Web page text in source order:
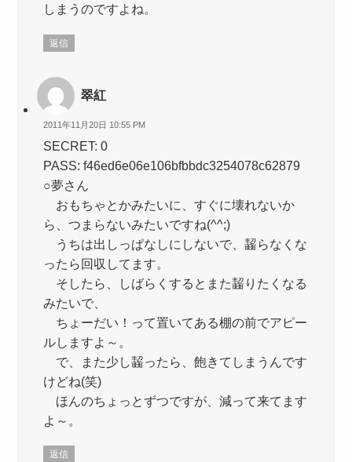
しまうのですよね。
返信
翠紅
2011年11月20日 10:55 PM
SECRET: 0
PASS: f46ed6e06e106bfbbdc3254078c62879
○夢さん
おもちゃとかみたいに、すぐに壊れないか
ら、つまらないみたいですね(^^;)
うちは出しっぱなしにしないで、齧らなくな
ったら回収してます。
そしたら、しばらくするとまた齧りたくなる
みたいで、
ちょーだい！って置いてある棚の前でアピー
ルしますよ～。
で、また少し齧ったら、飽きてしまうんです
けどね(笑)
ほんのちょっとずつですが、減って来てます
よ～。
返信